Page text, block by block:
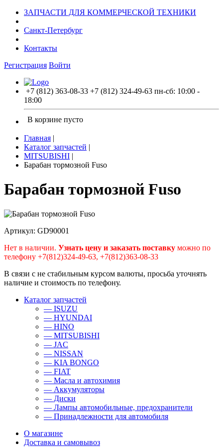
ЗАПЧАСТИ ДЛЯ КОММЕРЧЕСКОЙ ТЕХНИКИ
Санкт-Петербург
Контакты
Регистрация Войти
+7 (812) 363-08-33 +7 (812) 324-49-63 пн-сб: 10:00 -
18:00
В корзине пусто
Главная |
Каталог запчастей |
MITSUBISHI |
Барабан тормозной Fuso
Барабан тормозной Fuso
Артикул: GD90001
Нет в наличии. Узнать цену и заказать поставку можно по
телефону +7(812)324-49-63, +7(812)363-08-33
В связи с не стабильным курсом валюты, просьба уточнять
наличие и стоимость по телефону.
Каталог запчастей
— ISUZU
— HYUNDAI
— HINO
— MITSUBISHI
— JAC
— NISSAN
— KIA BONGO
— FIAT
— Масла и автохимия
— Аккумуляторы
— Диски
— Лампы автомобильные, предохранители
— Принадлежности для автомобиля
О магазине
Доставка и самовывоз